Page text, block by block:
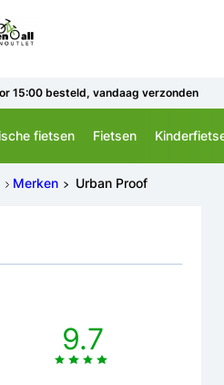
15:00 besteld, vandaag verzonden
fietsen Fietsen
Merken Urban Proof
9.7